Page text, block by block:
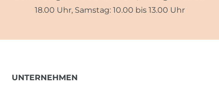
18.00 Uhr, Samstag: 10.00 bis 13.00 Uhr
UNTERNEHMEN